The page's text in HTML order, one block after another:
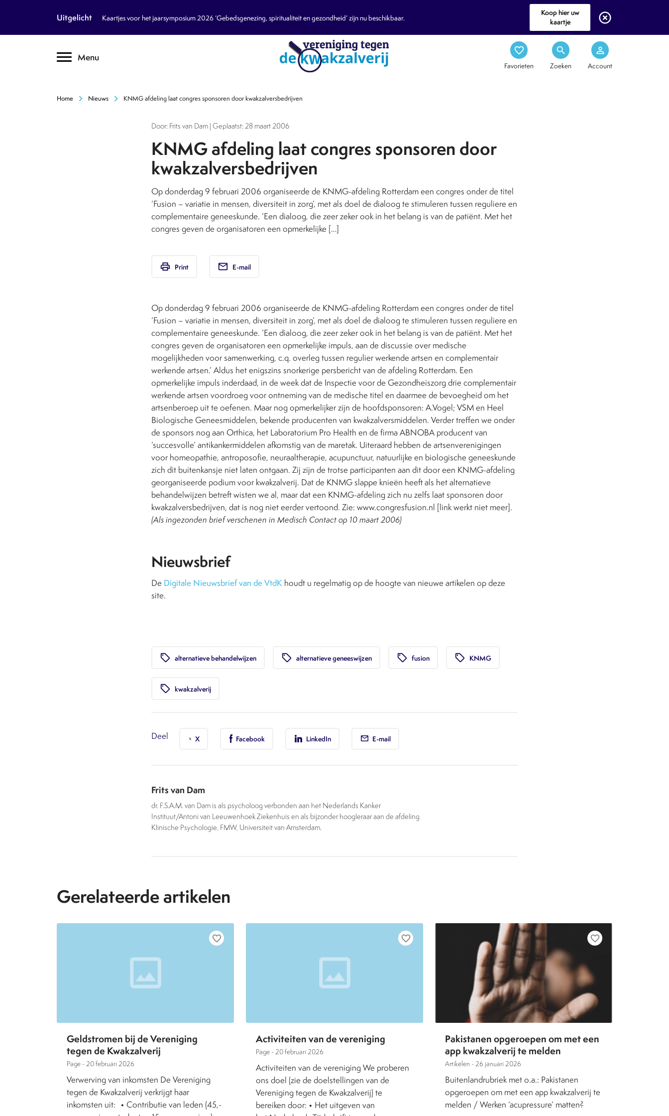
Uitgelicht Kaartjes voor het jaarsymposium 2026 ‘Gebedsgenezing, spiritualiteit en gezondheid’ zijn nu beschikbaar.
Koop hier uw
kaartje
highlight_off
Menu
favorite_border
Favorieten
search
Zoeken
person_outline
Account
Nieuws
inventory_2 Dossiers chevron_right
text_format Encyclopedie
Home chevron_right Nieuws chevron_right KNMG afdeling laat congres sponsoren door kwakzalversbedrijven
Door: Frits van Dam | Geplaatst: 28 maart 2006
KNMG afdeling laat congres sponsoren door
kwakzalversbedrijven
Op donderdag 9 februari 2006 organiseerde de KNMG-afdeling Rotterdam een congres onder de titel
‘Fusion – variatie in mensen, diversiteit in zorg’, met als doel de dialoog te stimuleren tussen reguliere en
complementaire geneeskunde. ‘Een dialoog, die zeer zeker ook in het belang is van de patiënt. Met het
congres geven de organisatoren een opmerkelijke […]
print Print email E-mail
Op donderdag 9 februari 2006 organiseerde de KNMG-afdeling Rotterdam een congres onder de titel
‘Fusion – variatie in mensen, diversiteit in zorg’, met als doel de dialoog te stimuleren tussen reguliere en
complementaire geneeskunde. ‘Een dialoog, die zeer zeker ook in het belang is van de patiënt. Met het
congres geven de organisatoren een opmerkelijke impuls, aan de discussie over medische
mogelijkheden voor samenwerking, c.q. overleg tussen regulier werkende artsen en complementair
werkende artsen.’ Aldus het enigszins snorkerige persbericht van de afdeling Rotterdam. Een
opmerkelijke impuls inderdaad, in de week dat de Inspectie voor de Gezondheiszorg drie complementair
werkende artsen voordroeg voor ontneming van de medische titel en daarmee de bevoegheid om het
artsenberoep uit te oefenen. Maar nog opmerkelijker zijn de hoofdsponsoren: A.Vogel; VSM en Heel
Biologische Geneesmiddelen, bekende producenten van kwakzalversmiddelen. Verder treffen we onder
de sponsors nog aan Orthica, het Laboratorium Pro Health en de firma ABNOBA producent van
‘succesvolle’ antikankermiddelen afkomstig van de maretak. Uiteraard hebben de artsenverenigingen
voor homeopathie, antroposofie, neuraaltherapie, acupunctuur, natuurlijke en biologische geneeskunde
zich dit buitenkansje niet laten ontgaan. Zij zijn de trotse participanten aan dit door een KNMG-afdeling
georganiseerde podium voor kwakzalverij. Dat de KNMG slappe knieën heeft als het alternatieve
behandelwijzen betreft wisten we al, maar dat een KNMG-afdeling zich nu zelfs laat sponsoren door
kwakzalversbedrijven, dat is nog niet eerder vertoond. Zie: www.congresfusion.nl [link werkt niet meer].
(Als ingezonden brief verschenen in Medisch Contact op 10 maart 2006)
Nieuwsbrief
De Digitale Nieuwsbrief van de VtdK houdt u regelmatig op de hoogte van nieuwe artikelen op deze
site.
local_offer alternatieve behandelwijzen local_offer alternatieve geneeswijzen local_offer fusion local_offer KNMG
local_offer kwakzalverij
Deel X Facebook LinkedIn E-mail
Frits van Dam
dr. F.S.A.M. van Dam is als psycholoog verbonden aan het Nederlands Kanker
Instituut/Antoni van Leeuwenhoek Ziekenhuis en als bijzonder hoogleraar aan de afdeling
Klinische Psychologie, FMW, Universiteit van Amsterdam.
Gerelateerde artikelen
favorite_border
Geldstromen bij de Vereniging
tegen de Kwakzalverij
Page - 20 februari 2026
Verwerving van inkomsten De Vereniging
tegen de Kwakzalverij verkrijgt haar
inkomsten uit: • Contributie van leden (45,-
favorite_border
Activiteiten van de vereniging
Page - 20 februari 2026
Activiteiten van de vereniging We proberen
ons doel (zie de doelstellingen van de
Vereniging tegen de Kwakzalverij) te
bereiken door: • Het uitgeven van
favorite_border
Pakistanen opgeroepen om met een
app kwakzalverij te melden
Artikelen - 26 januari 2026
Buitenlandrubriek met o.a.: Pakistanen
opgeroepen om met een app kwakzalverij te
melden / Werken ‘acupressure’ matten?